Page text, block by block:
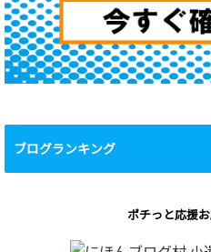
ブログランキング
ポチっと応援